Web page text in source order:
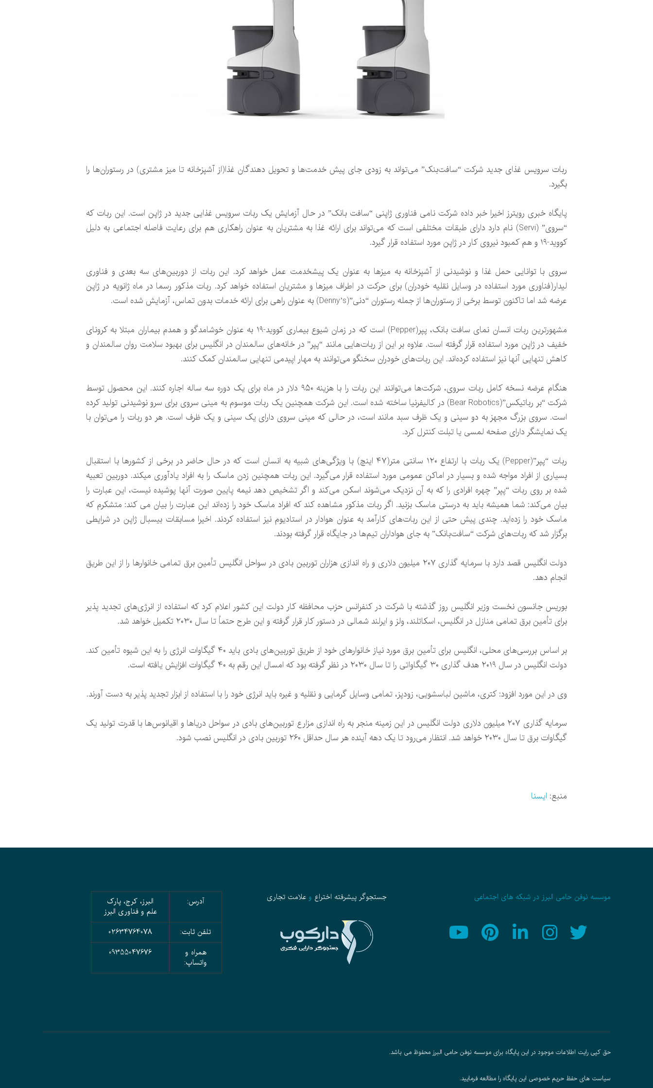
ربات سرویس غذای جدید شرکت “سافت‌بنک” می‌تواند به زودی جای پیش خدمت‌ها و تحویل دهندگان غذا(از آشپزخانه تا میز مشتری) در رستوران‌ها را
بگیرد.
پایگاه خبری رویترز اخیرا خبر داده شرکت نامی فناوری ژاپنی “سافت بانک” در حال آزمایش یک ربات سرویس غذایی جدید در ژاپن است. این ربات که
“سروی” (Servi) نام دارد دارای طبقات مختلفی است که می‌تواند برای ارائه غذا به مشتریان به عنوان راهکاری هم برای رعایت فاصله اجتماعی به دلیل
کووید-۱۹ و هم کمبود نیروی کار در ژاپن مورد استفاده قرار گیرد.
سروی با توانایی حمل غذا و نوشیدنی از آشپزخانه به میزها به عنوان یک پیشخدمت عمل خواهد کرد. این ربات از دوربین‌های سه بعدی و فناوری
لیدار(فناوری مورد استفاده در وسایل نقلیه خودران) برای حرکت در اطراف میزها و مشتریان استفاده خواهد کرد. ربات مذکور رسما در ماه ژانویه در ژاپن
عرضه شد اما تاکنون توسط برخی از رستوران‌ها از جمله رستوران “دنی”(Denny’s) به عنوان راهی برای ارائه خدمات بدون تماس، آزمایش شده است.
مشهورترین ربات انسان نمای سافت بانک، پپر(Pepper) است که در زمان شیوع بیماری کووید-۱۹ به عنوان خوشامدگو و همدم بیماران مبتلا به کرونای
خفیف در ژاپن مورد استفاده قرار گرفته است. علاوه بر این از ربات‌هایی مانند “پپر” در خانه‌های سالمندان در انگلیس برای بهبود سلامت روان سالمندان و
کاهش تنهایی آنها نیز استفاده کرده‌اند. این ربات‌های خودران سخنگو می‌توانند به مهار اپیدمی تنهایی سالمندان کمک کنند.
هنگام عرضه نسخه کامل ربات سروی، شرکت‌ها می‌توانند این ربات را با هزینه ۹۵۰ دلار در ماه برای یک دوره سه ساله اجاره کنند. این محصول توسط
شرکت “بر رباتیکس”(Bear Robotics) در کالیفرنیا ساخته شده است. این شرکت همچنین یک ربات موسوم به مینی سروی برای سرو نوشیدنی تولید کرده
است. سروی بزرگ مجهز به دو سینی و یک ظرف سبد مانند است، در حالی که مینی سروی دارای یک سینی و یک ظرف است. هر دو ربات را می‌توان با
یک نمایشگر دارای صفحه لمسی یا تبلت کنترل کرد.
ربات “پپر”(Pepper) یک ربات با ارتفاع ۱۲۰ سانتی متر(۴۷ اینچ) با ویژگی‌های شبیه به انسان است که در حال حاضر در برخی از کشورها با استقبال
بسیاری از افراد مواجه شده و بسیار در اماکن عمومی مورد استفاده قرار می‌گیرد. این ربات همچنین زدن ماسک را به افراد یادآوری میکند. دوربین تعبیه
شده بر روی ربات “پپر” چهره افرادی را که به آن نزدیک می‌شوند اسکن می‌کند و اگر تشخیص دهد نیمه پایین صورت آنها پوشیده نیست، این عبارت را
بیان می‌کند: شما همیشه باید به درستی ماسک بزنید. اگر ربات مذکور مشاهده کند که افراد ماسک خود را زده‌اند این عبارت را بیان می کند: متشکرم که
ماسک خود را زده‌اید. چندی پیش حتی از این ربات‌های کارآمد به عنوان هوادار در استادیوم نیز استفاده کردند. اخیرا مسابقات بیسبال ژاپن در شرایطی
برگزار شد که ربات‌های شرکت “سافت‌بانک” به جای هواداران تیم‌ها در جایگاه قرار گرفته بودند.
دولت انگلیس قصد دارد با سرمایه گذاری ۲۰۷ میلیون دلاری و راه اندازی هزاران توربین بادی در سواحل انگلیس تأمین برق تمامی خانوارها را از این طریق
انجام دهد.
بوریس جانسون نخست وزیر انگلیس روز گذشته با شرکت در کنفرانس حزب محافظه کار دولت این کشور اعلام کرد که استفاده از انرژی‌های تجدید پذیر
برای تأمین برق تمامی منازل در انگلیس، اسکاتلند، ولز و ایرلند شمالی در دستور کار قرار گرفته و این طرح حتماً تا سال ۲۰۳۰ تکمیل خواهد شد.
بر اساس بررسی‌های محلی، انگلیس برای تأمین برق مورد نیاز خانوارهای خود از طریق توربین‌های بادی باید ۴۰ گیگاوات انرژی را به این شیوه تأمین کند.
دولت انگلیس در سال ۲۰۱۹ هدف گذاری ۳۰ گیگاواتی را تا سال ۲۰۳۰ در نظر گرفته بود که امسال این رقم به ۴۰ گیگاوات افزایش یافته است.
وی در این مورد افزود: کتری، ماشین لباسشویی، زودپز، تمامی وسایل گرمایی و نقلیه و غیره باید انرژی خود را با استفاده از ابزار تجدید پذیر به دست آورند.
سرمایه گذاری ۲۰۷ میلیون دلاری دولت انگلیس در این زمینه منجر به راه اندازی مزارع توربین‌های بادی در سواحل دریاها و اقیانوس‌ها با قدرت تولید یک
گیگاوات برق تا سال ۲۰۳۰ خواهد شد. انتظار می‌رود تا یک دهه آینده هر سال حداقل ۲۶۰ توربین بادی در انگلیس نصب شود.
منبع: ایسنا
موسسه نوفن حامی البرز در شبکه های اجتماعی جستجوگر پیشرفته اختراع وعلامت تجاری آدرس:
البرز، کرج، پارک
علم و فناوری البرز
تلفن ثابت:
02634764078
همراه و
واتساپ:
09355047676
حق کپی رایت اطلاعات موجود در این پایگاه برای موسسه نوفن حامی البرز محفوظ می باشد.
سیاست های حفظ حریم خصوصی این پایگاه را مطالعه فرمایید.